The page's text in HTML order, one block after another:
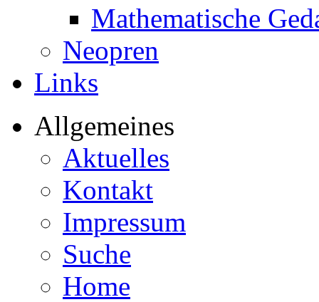
Mathematische
Neopren
Links
Allgemeines
Aktuelles
Kontakt
Impressum
Suche
Home